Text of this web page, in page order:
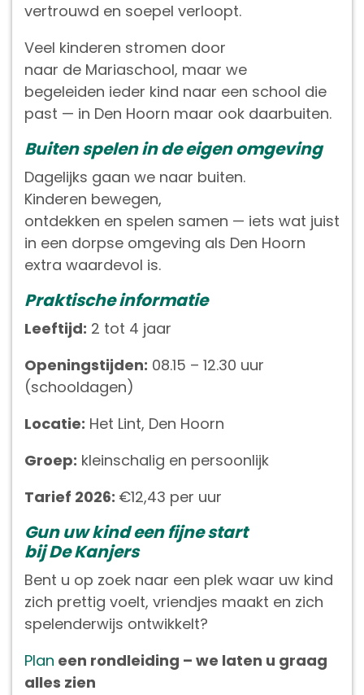
vertrouwd en soepel verloopt.
Veel kinderen stromen door
naar de Mariaschool, maar we
begeleiden ieder kind naar een school die
past — in Den Hoorn maar ook daarbuiten.
Buiten spelen in de eigen omgeving
Dagelijks gaan we naar buiten.
Kinderen bewegen,
ontdekken en spelen samen — iets wat juist
in een dorpse omgeving als Den Hoorn
extra waardevol is.
Praktische informatie
Leeftijd: 2 tot 4 jaar
Openingstijden: 08.15 – 12.30 uur
(schooldagen)
Locatie: Het Lint, Den Hoorn
Groep: kleinschalig en persoonlijk
Tarief 2026: €12,43 per uur
Gun uw kind een fijne start
bij De Kanjers
Bent u op zoek naar een plek waar uw kind
zich prettig voelt, vriendjes maakt en zich
spelenderwijs ontwikkelt?
Plan een rondleiding – we laten u graag
alles zien